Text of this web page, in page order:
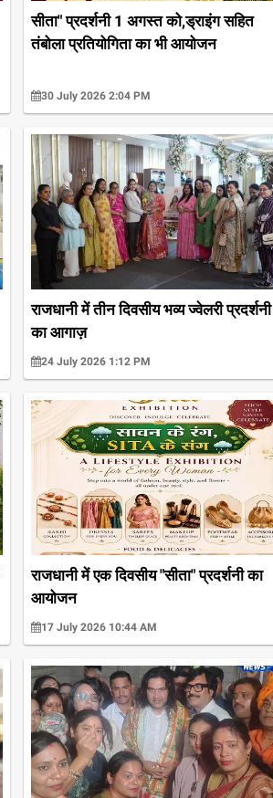
सीता" प्रदर्शनी 1 अगस्त को,ड्राइंग सहित
तंबोला प्रतियोगिता का भी आयोजन
30 July 2026 2:04 PM
राजधानी में तीन दिवसीय भव्य ज्वेलरी प्रदर्शनी
का आगाज़
24 July 2026 1:12 PM
राजधानी में एक दिवसीय "सीता" प्रदर्शनी का
आयोजन
17 July 2026 10:44 AM